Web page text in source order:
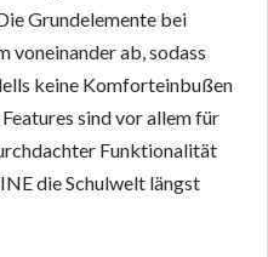
Grundelemente bei
voneinander ab, sodass
keine Komforteinbußen
sind vor allem für
Funktionalität
die Schulwelt längst